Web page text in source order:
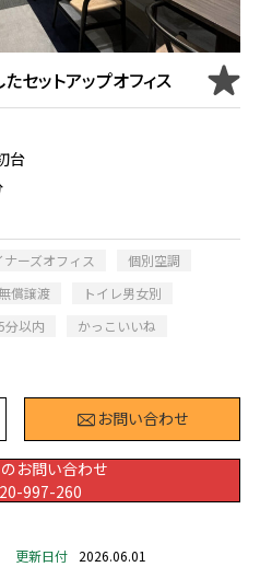
セットアップオフィス
台
ナーズオフィス
個別空調
償譲渡
トイレ男女別
分以内
かっこいいね
お問い合わせ
お問い合わせ
997-260
更新日付 2026.06.01